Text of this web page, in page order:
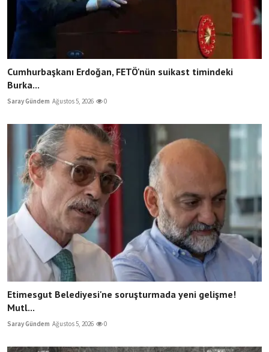
Cumhurbaşkanı Erdoğan, FETÖ'nün suikast timindeki
Burka...
Saray Gündem Ağustos 5, 2026 0
Etimesgut Belediyesi'ne soruşturmada yeni gelişme!
Mutl...
Saray Gündem Ağustos 5, 2026 0